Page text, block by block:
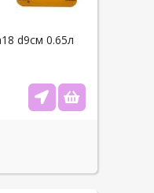
d9см 0.65л